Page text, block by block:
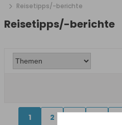
Reisetipps/-berichte
Reisetipps/-berichte
1 2